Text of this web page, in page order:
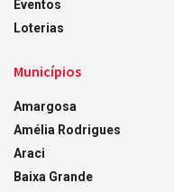
Eventos
Loterias
Municípios
Amargosa
Amélia Rodrigues
Araci
Baixa Grande